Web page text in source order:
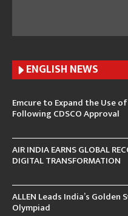
ENGLISH NEWS
Emcure to Expand the Use
Following CDSCO Approval
AIR INDIA EARNS GLOBAL
DIGITAL TRANSFORMATION
ALLEN Leads India’s
Olympiad